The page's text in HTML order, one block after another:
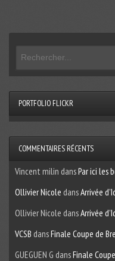
PORTFOLIO FLICKR
COMMENTAIRES RÉCENTS
Vincent milin dansPar ici les
Ollivier Nicole dansArrivée
Ollivier Nicole dansArrivée
VCSB dansFinale Coupe de
GUEGUEN G dansFinale